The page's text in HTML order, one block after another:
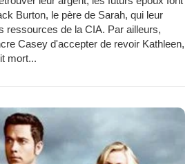
Burton, le père de Sarah, qui leur
ressources de la CIA. Par ailleurs,
Casey d'accepter de revoir Kathleen,
mort...